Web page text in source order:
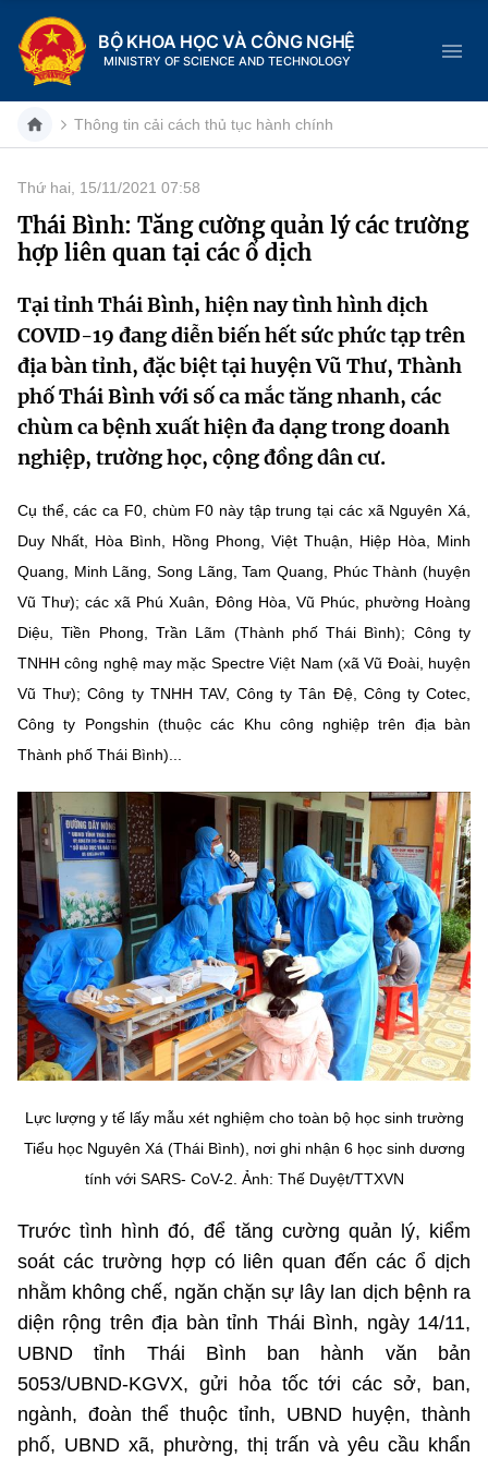
BỘ KHOA HỌC VÀ CÔNG NGHỆ
MINISTRY OF SCIENCE AND TECHNOLOGY
Danh mục
Trang chủ
Giới thiệu
Chức năng nhiệm vụ
Cơ cấu tổ chức
Lịch sử phát triển
Sở Khoa học và Công nghệ
Tin tức sự kiện
Khoa học và Công nghệ
Đổi mới sáng tạo
Chuyển đổi số
Bưu chính, Viễn thông
Sở hữu trí tuệ
Năng lượng nguyên tử
Tin tổng hợp
Tin địa phương
Dịch vụ công
Hệ thống văn bản
Văn bản QPPL
Văn bản chỉ đạo điều hành
MST IOFFICE
THỐNG KÊ
Khoa học và Công nghệ
Đổi mới sáng tạo
Chuyển đổi số
Sở hữu trí tuệ
Tiêu chuẩn, đo lường, chất lượng
Năng lượng nguyên tử
Multimedia
THƯ ĐIỆN TỬ
Videos
Infographic
Ảnh
Voice
Nhiệm vụ trọng tâm
Chọn ngôn ngữ
Vietnamese English
BỘ KHOA HỌC VÀ CÔNG NGHỆ
Cơ quan chủ quản: Bộ Khoa học và Công nghệ (MST)
Chịu trách nhiệm nội dung: Nguyễn Thị Hải Hằng
Giám đốc Trung tâm Truyền thông Khoa học và Công nghệ.
Liên hệ
Địa chỉ: Ban Biên tập Cổng TTĐT - 18 Nguyễn Du, TP. Hà Nội
Điện thoại: 024 3936 9506
Email: stc@mst.gov.vn
©2026 Bản quyền thuộc Bộ Khoa Học và Công Nghệ
Thông tin cải cách thủ tục hành chính
Thứ hai, 15/11/2021 07:58
Thái Bình: Tăng cường quản lý các trường
hợp liên quan tại các ổ dịch
Tại tỉnh Thái Bình, hiện nay tình hình dịch
COVID-19 đang diễn biến hết sức phức tạp trên
địa bàn tỉnh, đặc biệt tại huyện Vũ Thư, Thành
phố Thái Bình với số ca mắc tăng nhanh, các
chùm ca bệnh xuất hiện đa dạng trong doanh
nghiệp, trường học, cộng đồng dân cư.
Cụ thể, các ca F0, chùm F0 này tập trung tại các xã Nguyên Xá,
Duy Nhất, Hòa Bình, Hồng Phong, Việt Thuận, Hiệp Hòa, Minh
Quang, Minh Lãng, Song Lãng, Tam Quang, Phúc Thành (huyện
Vũ Thư); các xã Phú Xuân, Đông Hòa, Vũ Phúc, phường Hoàng
Diệu, Tiền Phong, Trần Lãm (Thành phố Thái Bình); Công ty
TNHH công nghệ may mặc Spectre Việt Nam (xã Vũ Đoài, huyện
Vũ Thư); Công ty TNHH TAV, Công ty Tân Đệ, Công ty Cotec,
Công ty Pongshin (thuộc các Khu công nghiệp trên địa bàn
Thành phố Thái Bình)...
Lực lượng y tế lấy mẫu xét nghiệm cho toàn bộ học sinh trường
Tiểu học Nguyên Xá (Thái Bình), nơi ghi nhận 6 học sinh dương
tính với SARS- CoV-2. Ảnh: Thế Duyệt/TTXVN
Trước tình hình đó, để tăng cường quản lý, kiểm
soát các trường hợp có liên quan đến các ổ dịch
nhằm không chế, ngăn chặn sự lây lan dịch bệnh ra
diện rộng trên địa bàn tỉnh Thái Bình, ngày 14/11,
UBND tỉnh Thái Bình ban hành văn bản
5053/UBND-KGVX, gửi hỏa tốc tới các sở, ban,
ngành, đoàn thể thuộc tỉnh, UBND huyện, thành
phố, UBND xã, phường, thị trấn và yêu cầu khẩn